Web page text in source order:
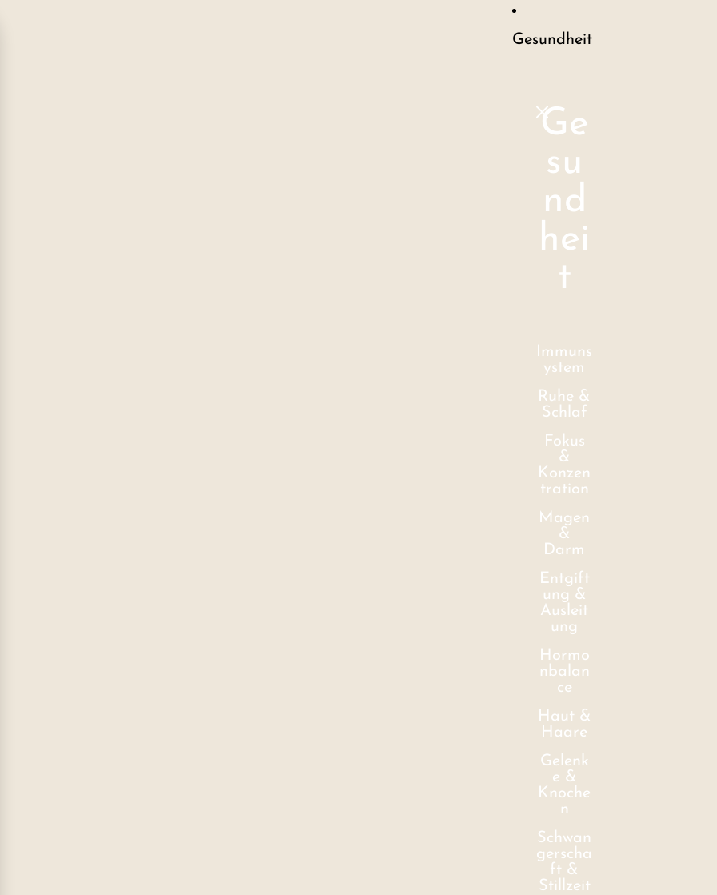
Gesundheit
Ge
su
nd
hei
t
Immuns
ystem
Ruhe &
Schlaf
Fokus
&
Konzen
tration
Magen
&
Darm
Entgift
ung &
Ausleit
ung
Hormo
nbalan
ce
Haut &
Haare
Gelenk
e &
Knoche
n
Schwan
gerscha
ft &
Stillzeit